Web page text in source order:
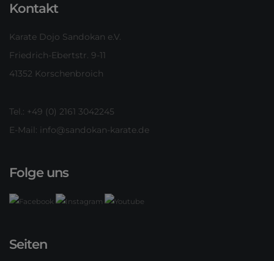
Kontakt
Karate Dojo Sandokan e.V.
Friedrich-Ebertstr. 9-11
41352 Korschenbroich
Tel.: +49 (0) 2161 3042245
E-Mail: info@sandokan-karate.de
Folge uns
Seiten